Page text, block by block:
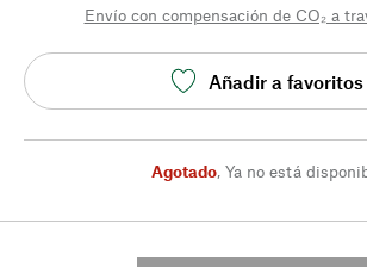
Envío con compensación de CO₂ a
Añadir a favoritos
Agotado, Ya no está